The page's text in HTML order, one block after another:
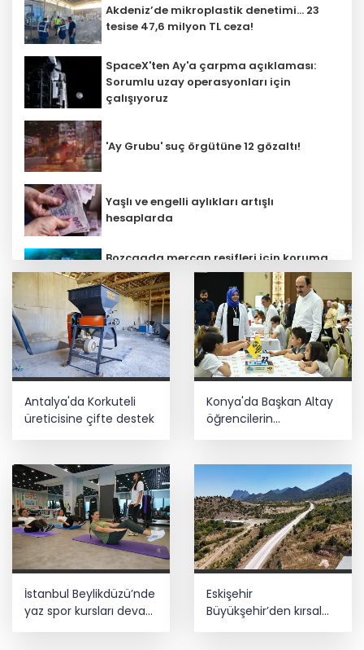
Akdeniz’de mikroplastik denetimi... 23
tesise 47,6 milyon TL ceza!
SpaceX'ten Ay'a çarpma açıklaması:
Sorumlu uzay operasyonları için
çalışıyoruz
'Ay Grubu' suç örgütüne 12 gözaltı!
Yaşlı ve engelli aylıkları artışlı
hesaplarda
Bozcaada mercan resifleri için koruma
seferberliği... 180 deniz canlısı türü kayıt
altına alındı
MGK bugün toplanıyor... Gündem
'Terörsüz Türkiye'
Kayseri Büyükşehir gökyüzü tutkunlarını
Erciyes'te buluşturacak
'sanal kumar' alarmı!
Antalya'da Korkuteli
üreticisine çifte destek
Konya'da Başkan Altay
öğrencilerin
İstanbul Beylikdüzü’nde
yaz spor kursları devam
ediyor
Eskişehir
Büyükşehir’den kırsal
mahallelere yol yatırımı